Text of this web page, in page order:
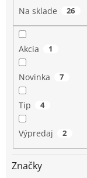
Na sklade 26
Akcia 1
Novinka 7
Tip 4
Výpredaj 2
Značky